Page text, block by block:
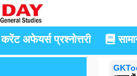
करेंट अफेयर्स प्रश्नोत्तरी